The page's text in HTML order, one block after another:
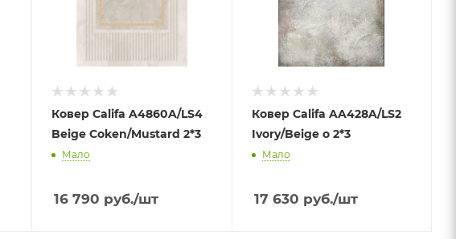
Ковер Califa A4860A/LS4
Beige Coken/Mustard 2*3
Мало
16 790 руб./шт
Ковер Califa AA428A/LS2
Ivory/Beige o 2*3
Мало
17 630 руб./шт